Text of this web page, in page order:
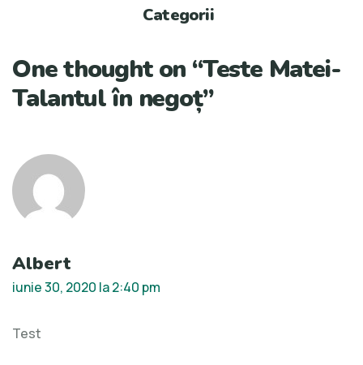
Categorii
One thought on “Teste Matei-
Talantul în negoț”
Albert
iunie 30, 2020 la 2:40 pm
Test